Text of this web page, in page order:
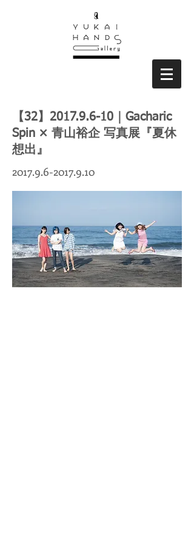
【32】2017.9.6-10｜Gacharic
Spin × 青山裕企 写真展『夏休
想出』
2017.9.6-2017.9.10